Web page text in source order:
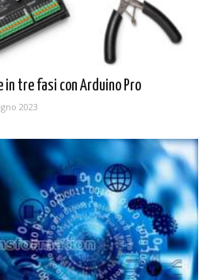
in tre fasi con Arduino Pro
2023